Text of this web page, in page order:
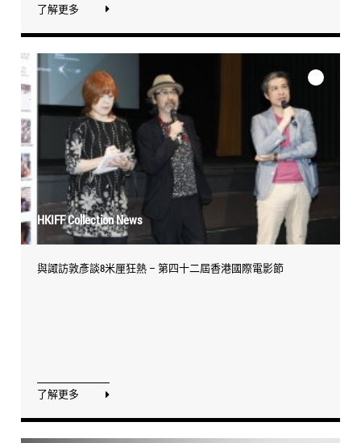
了解更多
HKIFF Collection News
與諏訪敦彥談8米厘狂熱 – 第四十二屆香港國際電影節
了解更多